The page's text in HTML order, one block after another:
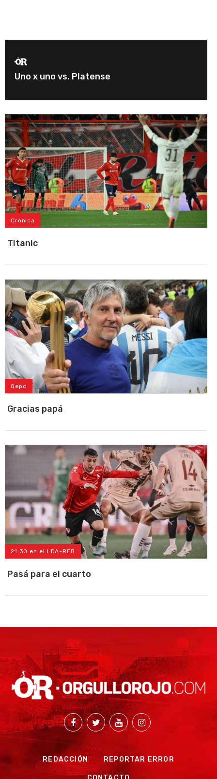
Uno x uno vs. Platense
Crónica
Titanic
Qepd
Gracias papá
21:30 en el LDA-REB
Pasá para el cuarto
REDACCIÓN REPORTAR ERROR